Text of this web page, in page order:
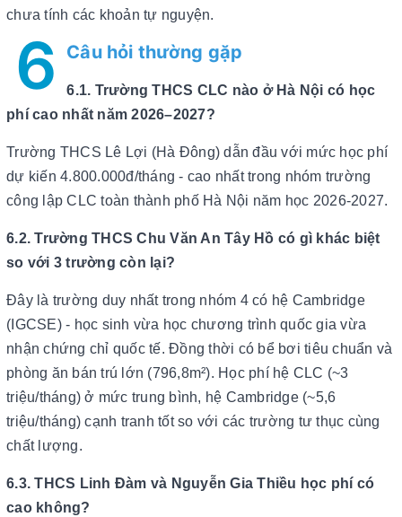
chưa tính các khoản tự nguyện.
6 Câu hỏi thường gặp
6.1. Trường THCS CLC nào ở Hà Nội có học
phí cao nhất năm 2026–2027?
Trường THCS Lê Lợi (Hà Đông) dẫn đầu với mức học phí
dự kiến 4.800.000đ/tháng - cao nhất trong nhóm trường
công lập CLC toàn thành phố Hà Nội năm học 2026-2027.
6.2. Trường THCS Chu Văn An Tây Hồ có gì khác biệt
so với 3 trường còn lại?
Đây là trường duy nhất trong nhóm 4 có hệ Cambridge
(IGCSE) - học sinh vừa học chương trình quốc gia vừa
nhận chứng chỉ quốc tế. Đồng thời có bể bơi tiêu chuẩn và
phòng ăn bán trú lớn (796,8m²). Học phí hệ CLC (~3
triệu/tháng) ở mức trung bình, hệ Cambridge (~5,6
triệu/tháng) cạnh tranh tốt so với các trường tư thục cùng
chất lượng.
6.3. THCS Linh Đàm và Nguyễn Gia Thiều học phí có
cao không?